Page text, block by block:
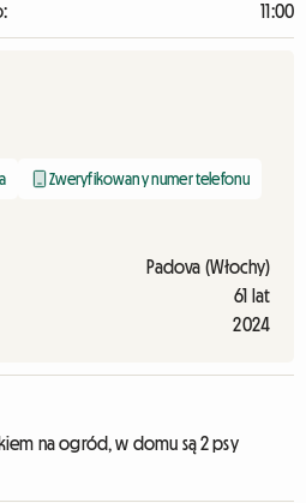
11:00
Zweryfikowany numer telefonu
Padova (Włochy)
61 lat
2024
na ogród, w domu są 2 psy